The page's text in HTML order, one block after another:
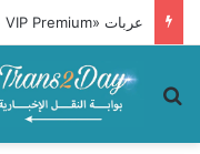
بحث عن